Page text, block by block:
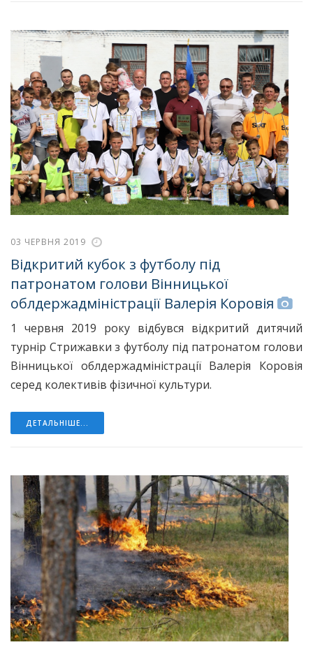
03 ЧЕРВНЯ 2019
Відкритий кубок з футболу під
патронатом голови Вінницької
облдержадміністрації Валерія Коровія
1 червня 2019 року відбувся відкритий дитячий
турнір Стрижавки з футболу під патронатом голови
Вінницької облдержадміністрації Валерія Коровія
серед колективів фізичної культури.
ДЕТАЛЬНІШЕ...